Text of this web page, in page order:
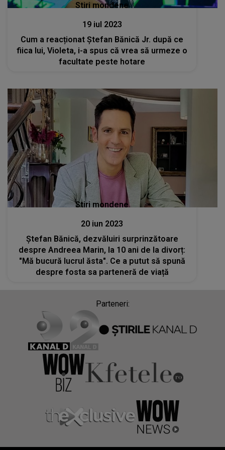
Stiri mondene
19 iul 2023
Cum a reacționat Ștefan Bănică Jr. după ce
fiica lui, Violeta, i-a spus că vrea să urmeze o
facultate peste hotare
Stiri mondene
20 iun 2023
Ștefan Bănică, dezvăluiri surprinzătoare
despre Andreea Marin, la 10 ani de la divorț:
"Mă bucură lucrul ăsta". Ce a putut să spună
despre fosta sa parteneră de viață
Parteneri: